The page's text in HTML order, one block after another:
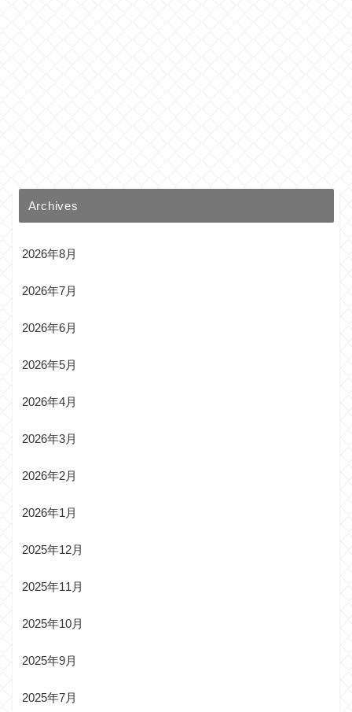
Archives
2026年8月
2026年7月
2026年6月
2026年5月
2026年4月
2026年3月
2026年2月
2026年1月
2025年12月
2025年11月
2025年10月
2025年9月
2025年7月